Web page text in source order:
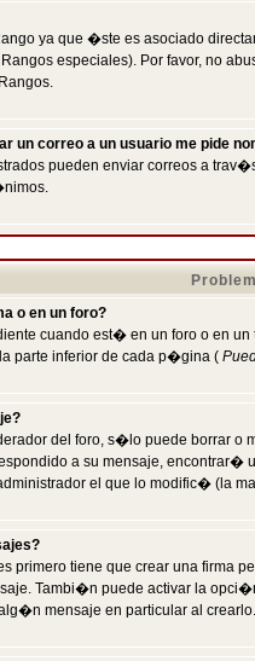
ya que �ste es asociado
especiales). Por favor, no
un correo a un usuario me pide
pueden enviar correos a
o en un foro?
cuando est� en un foro o en
parte inferior de cada p�gina (
del foro, s�lo puede borrar o
a su mensaje, encontrar�
el que lo modific� (la
primero tiene que crear una firma
Tambi�n puede activar la
mensaje en particular al crearlo.